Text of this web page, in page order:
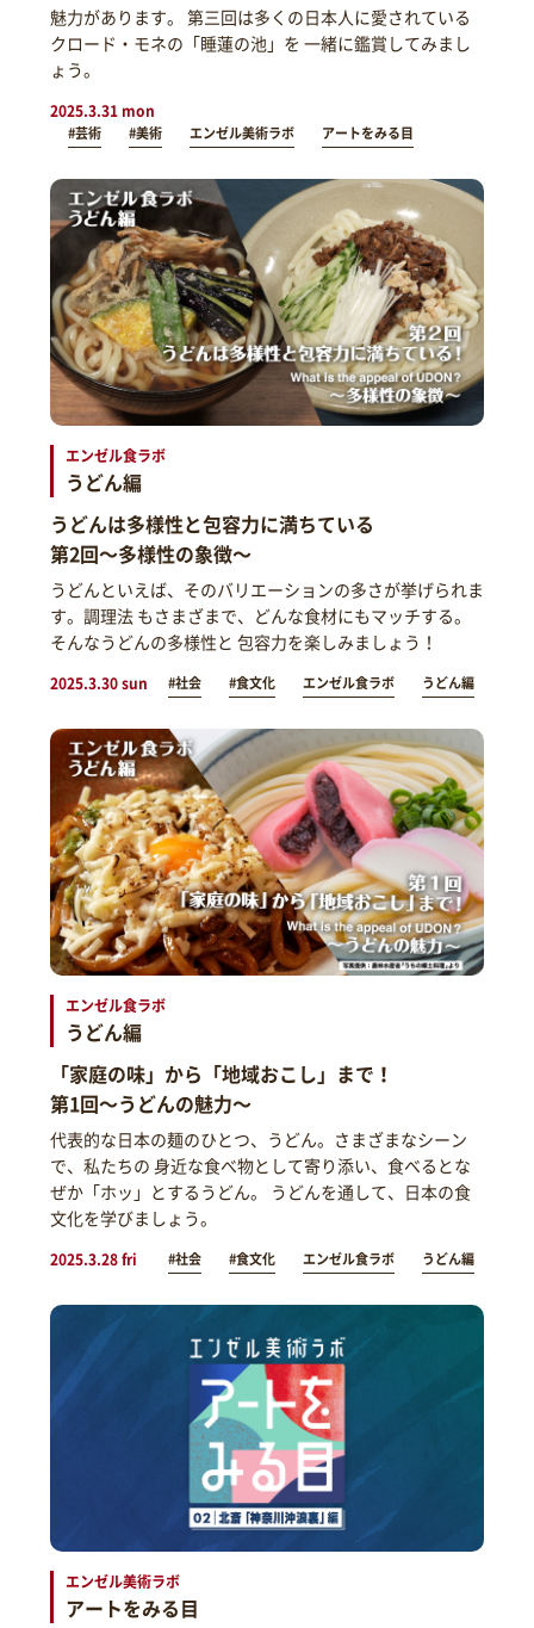
魅力があります。 第三回は多くの日本人に愛されている
クロード・モネの「睡蓮の池」を 一緒に鑑賞してみまし
ょう。
2025.3.31 mon
#芸術 #美術 エンゼル美術ラボ アートをみる目
エンゼル食ラボ
うどん編
うどんは多様性と包容力に満ちている
第2回～多様性の象徴～
うどんといえば、そのバリエーションの多さが挙げられま
す。調理法 もさまざまで、どんな食材にもマッチする。
そんなうどんの多様性と 包容力を楽しみましょう！
2025.3.30 sun #社会 #食文化 エンゼル食ラボ うどん編
エンゼル食ラボ
うどん編
「家庭の味」から「地域おこし」まで！
第1回～うどんの魅力～
代表的な日本の麺のひとつ、うどん。さまざまなシーン
で、私たちの 身近な食べ物として寄り添い、食べるとな
ぜか「ホッ」とするうどん。 うどんを通して、日本の食
文化を学びましょう。
2025.3.28 fri #社会 #食文化 エンゼル食ラボ うどん編
エンゼル美術ラボ
アートをみる目